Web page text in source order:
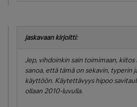
jaskavaan kirjoitti:
Jep, vihdoinkin sain toimimaan,
sanoa, että tämä on sekavin, typerin
käyttöön. Käytettävyys hipoo
ollaan 2010-luvulla.